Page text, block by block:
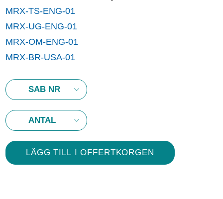
MRX-TS-ENG-01
MRX-UG-ENG-01
MRX-OM-ENG-01
MRX-BR-USA-01